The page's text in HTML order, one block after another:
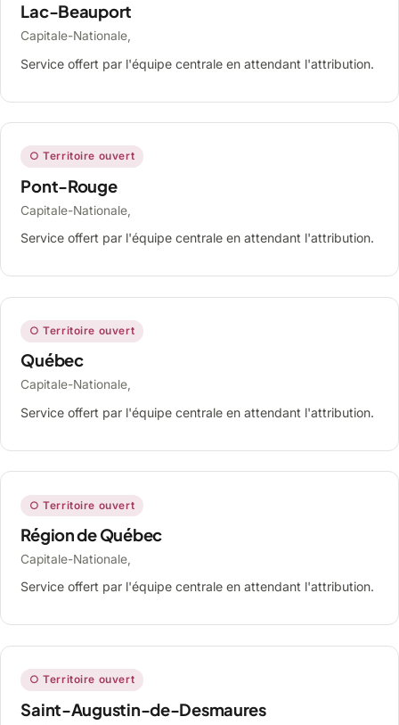
Lac-Beauport
Capitale-Nationale,
Service offert par l'équipe centrale en attendant l'attribution.
○ Territoire ouvert
Pont-Rouge
Capitale-Nationale,
Service offert par l'équipe centrale en attendant l'attribution.
○ Territoire ouvert
Québec
Capitale-Nationale,
Service offert par l'équipe centrale en attendant l'attribution.
○ Territoire ouvert
Région de Québec
Capitale-Nationale,
Service offert par l'équipe centrale en attendant l'attribution.
○ Territoire ouvert
Saint-Augustin-de-Desmaures